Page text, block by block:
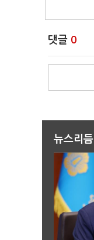
댓글 0
뉴스리듬